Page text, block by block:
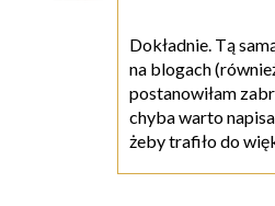
Dokładnie. Tą
na blogach
postanowiłam
chyba warto
żeby trafiło do